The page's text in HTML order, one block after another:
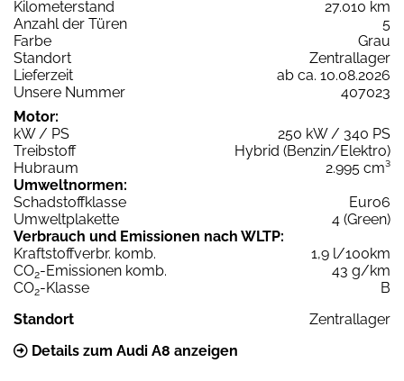
Kilometerstand
27.010 km
Anzahl der Türen
5
Farbe
Grau
Standort
Zentrallager
Lieferzeit
ab ca. 10.08.2026
Unsere Nummer
407023
Motor:
kW / PS
250 kW / 340 PS
Treibstoff
Hybrid (Benzin/Elektro)
Hubraum
2.995 cm³
Umweltnormen:
Schadstoffklasse
Euro6
Umweltplakette
4 (Green)
Verbrauch und Emissionen nach WLTP:
Kraftstoffverbr. komb.
1,9 l/100km
CO2-Emissionen komb.
43 g/km
CO2-Klasse
B
Standort
Zentrallager
Details zum Audi A8 anzeigen